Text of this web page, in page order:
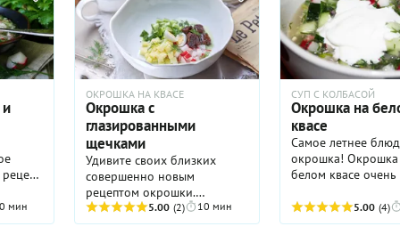
необычным.
ингредиенты
изменений:
яйца, редис и
Заливать
предлагаем квасом и
подавать со
Обязательно
приготовить этот
вкусный суп
спасет от жары и
Вы
или
на
Изначально окрошка —
блюдо бедняков, у которых
мясо «водилось», как
говорится, только по
большим праздникам. К
летом в жару есть что-то
очень сытное совсем не
хочется. А классическая
окрошка на квасе, с одной
стороны, легкая, а с другой,
отлично утоляет голод за
счет картофеля и яиц в
составе. Что касается
как
мин
ОКРОШКА НА КВАСЕ
Окрошка с
глазированными
щечками
Удивите своих близких
совершенно новым
рецептом окрошки.
Окрошка с глазированными
щечками, перепелиными
5.00 (2) 10 мин
СУП С КОЛБАСОЙ
Окрошка на
квасе
Самое летнее
окрошка! Окрошка
белом квасе очень
5.00 (4)